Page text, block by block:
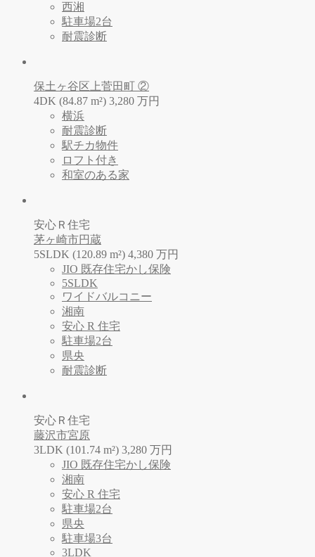
西湘
駐車場2台
耐震診断
保土ヶ谷区上菅田町 ②
4DK (84.87 m²) 3,280 万円
横浜
耐震診断
駅チカ物件
ロフト付き
和室のある家
安心Ｒ住宅
茅ヶ崎市円蔵
5SLDK (120.89 m²) 4,380 万円
JIO 既存住宅かし保険
5SLDK
ワイドバルコニー
湘南
安心 R 住宅
駐車場2台
県央
耐震診断
安心Ｒ住宅
藤沢市宮原
3LDK (101.74 m²) 3,280 万円
JIO 既存住宅かし保険
湘南
安心 R 住宅
駐車場2台
県央
駐車場3台
3LDK